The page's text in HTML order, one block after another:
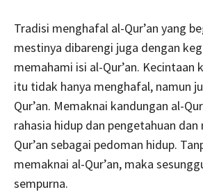
Tradisi menghafal al-Qur’an yang
mestinya dibarengi juga dengan
memahami isi al-Qur’an. Kecintaan
itu tidak hanya menghafal, namun
Qur’an. Memaknai kandungan al-
rahasia hidup dan pengetahuan
Qur’an sebagai pedoman hidup.
memaknai al-Qur’an, maka
sempurna.